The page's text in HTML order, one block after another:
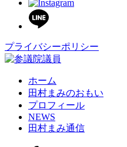
プライバシーポリシー
ホーム
田村まみのおもい
プロフィール
NEWS
田村まみ通信